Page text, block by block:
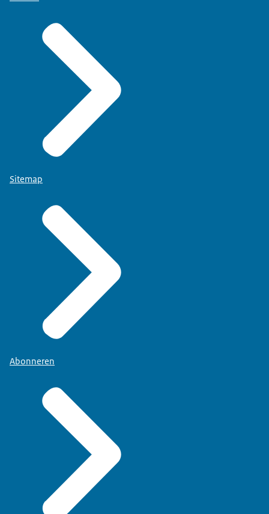
Sitemap
Abonneren